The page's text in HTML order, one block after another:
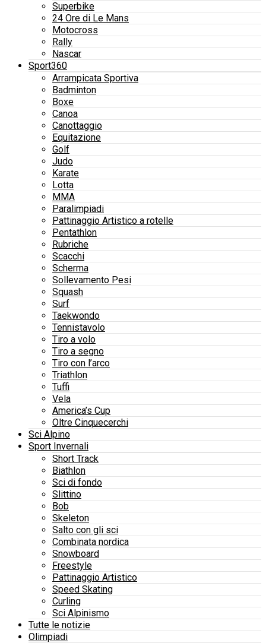
Superbike
24 Ore di Le Mans
Motocross
Rally
Nascar
Sport360
Arrampicata Sportiva
Badminton
Boxe
Canoa
Canottaggio
Equitazione
Golf
Judo
Karate
Lotta
MMA
Paralimpiadi
Pattinaggio Artistico a rotelle
Pentathlon
Rubriche
Scacchi
Scherma
Sollevamento Pesi
Squash
Surf
Taekwondo
Tennistavolo
Tiro a volo
Tiro a segno
Tiro con l’arco
Triathlon
Tuffi
Vela
America’s Cup
Oltre Cinquecerchi
Sci Alpino
Sport Invernali
Short Track
Biathlon
Sci di fondo
Slittino
Bob
Skeleton
Salto con gli sci
Combinata nordica
Snowboard
Freestyle
Pattinaggio Artistico
Speed Skating
Curling
Sci Alpinismo
Tutte le notizie
Olimpiadi